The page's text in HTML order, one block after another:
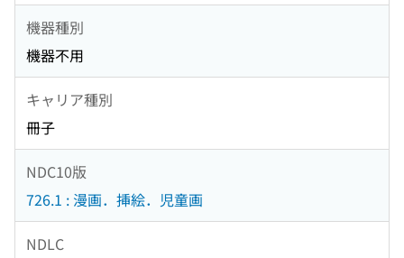
機器種別
機器不用
キャリア種別
冊子
NDC10版
726.1 : 漫画．挿絵．児童画
NDLC